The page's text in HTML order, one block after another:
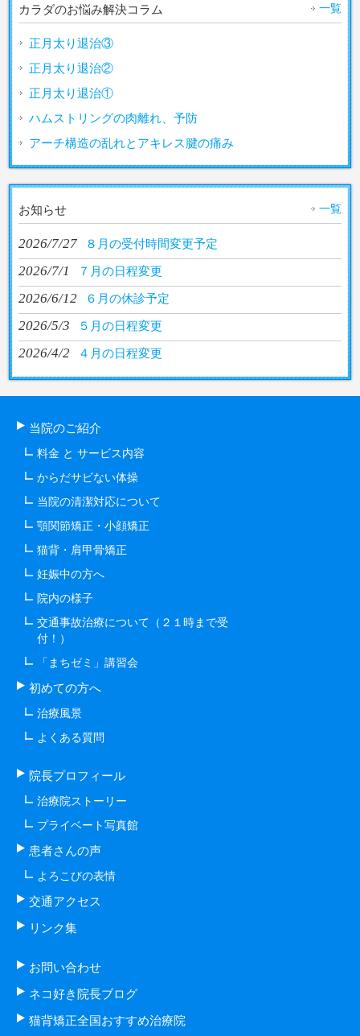
カラダのお悩み解決コラム 一覧
正月太り退治③
正月太り退治②
正月太り退治①
ハムストリングの肉離れ、予防
アーチ構造の乱れとアキレス腱の痛み
お知らせ 一覧
2026/7/27 ８月の受付時間変更予定
2026/7/1 ７月の日程変更
2026/6/12 ６月の休診予定
2026/5/3 ５月の日程変更
2026/4/2 ４月の日程変更
当院のご紹介
料金 と サービス内容
からだサビない体操
当院の清潔対応について
顎関節矯正・小顔矯正
猫背・肩甲骨矯正
妊娠中の方へ
院内の様子
交通事故治療について（２１時まで受
付！）
「まちゼミ」講習会
初めての方へ
治療風景
よくある質問
院長プロフィール
治療院ストーリー
プライベート写真館
患者さんの声
よろこびの表情
交通アクセス
リンク集
お問い合わせ
ネコ好き院長ブログ
猫背矯正全国おすすめ治療院